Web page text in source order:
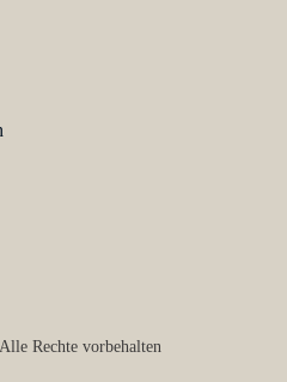
Rechte vorbehalten